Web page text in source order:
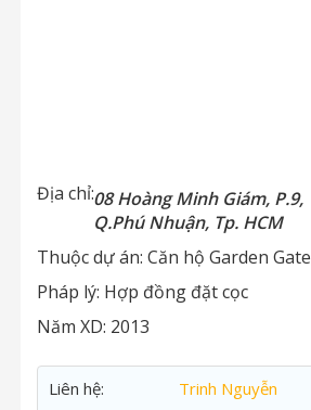
Địa chỉ:08 Hoàng Minh Giám, P.9,
Q.Phú Nhuận, Tp. HCM
Thuộc dự án: Căn hộ Garden Gate
Pháp lý: Hợp đồng đặt cọc
Năm XD: 2013
Liên hệ:
Trinh Nguyễn